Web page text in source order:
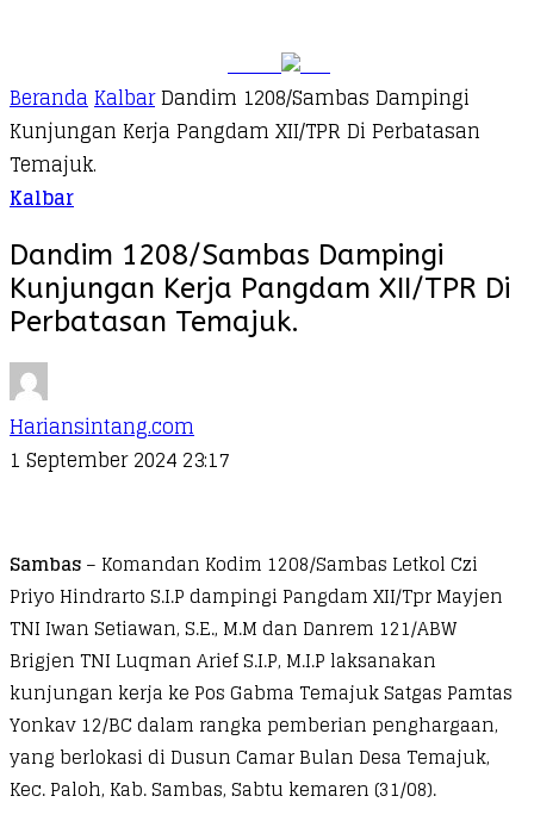
BerandaKalbarDandim 1208/Sambas Dampingi
Kunjungan Kerja Pangdam XII/TPR Di Perbatasan
Temajuk.
Kalbar
Dandim 1208/Sambas Dampingi
Kunjungan Kerja Pangdam XII/TPR Di
Perbatasan Temajuk.
Hariansintang.com
1 September 2024 23:17
Sambas– Komandan Kodim 1208/Sambas Letkol Czi
Priyo Hindrarto S.I.P dampingi Pangdam XII/Tpr Mayjen
TNI Iwan Setiawan, S.E., M.M dan Danrem 121/ABW
Brigjen TNI Luqman Arief S.I.P, M.I.P laksanakan
kunjungan kerja ke Pos Gabma Temajuk Satgas Pamtas
Yonkav 12/BC dalam rangka pemberian penghargaan,
yang berlokasi di Dusun Camar Bulan Desa Temajuk,
Kec. Paloh, Kab. Sambas, Sabtu kemaren (31/08).